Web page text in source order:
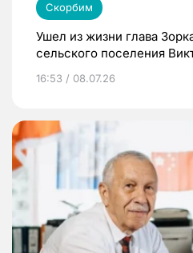
Скорбим
Ушел из жизни глава
сельского поселения
16:53 / 08.07.26